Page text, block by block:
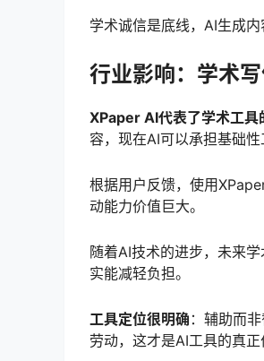
学术诚信是底线，AI生成
行业影响：学术
XPaper AI代表了学术工具
容，现在AI可以承担基础性
根据用户反馈，使用
动能力价值巨大。
随着AI技术的进步，未来
实能减轻负担。
工具定位很明确 ：辅助而
劳动，这才是AI工具的真正